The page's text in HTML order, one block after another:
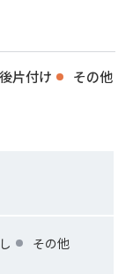
後片付け その他
その他